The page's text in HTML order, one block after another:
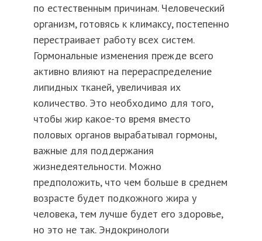
по естественным причинам. Человеческий
организм, готовясь к климаксу, постепенно
перестраивает работу всех систем.
Гормональные изменения прежде всего
активно влияют на перераспределение
липидных тканей, увеличивая их
количество. Это необходимо для того,
чтобы жир какое-то время вместо
половых органов вырабатывал гормоны,
важные для поддержания
жизнедеятельности. Можно
предположить, что чем больше в среднем
возрасте будет подкожного жира у
человека, тем лучше будет его здоровье,
но это не так. Эндокринологи